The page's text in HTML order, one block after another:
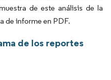
de este análisis de la
de informe en PDF.
de los reportes